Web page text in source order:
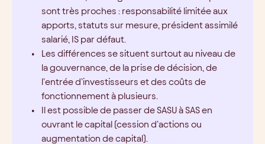
sont très proches : responsabilité limitée aux
apports, statuts sur mesure, président assimilé
salarié, IS par défaut.
Les différences se situent surtout au niveau de
la gouvernance, de la prise de décision, de
l’entrée d’investisseurs et des coûts de
fonctionnement à plusieurs.
Il est possible de passer de SASU à SAS en
ouvrant le capital (cession d’actions ou
augmentation de capital).